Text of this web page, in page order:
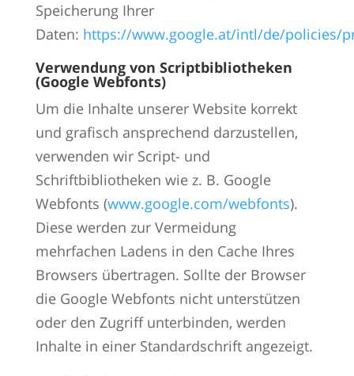
Speicherung Ihrer
Daten: https://www.google.at/intl/de/policies/
Verwendung von Scriptbibliotheken
(Google Webfonts)
Um die Inhalte unserer Website korrekt
und grafisch ansprechend darzustellen,
verwenden wir Script- und
Schriftbibliotheken wie z. B. Google
Webfonts (www.google.com/webfonts).
Diese werden zur Vermeidung
mehrfachen Ladens in den Cache Ihres
Browsers übertragen. Sollte der Browser
die Google Webfonts nicht unterstützen
oder den Zugriff unterbinden, werden
Inhalte in einer Standardschrift angezeigt.